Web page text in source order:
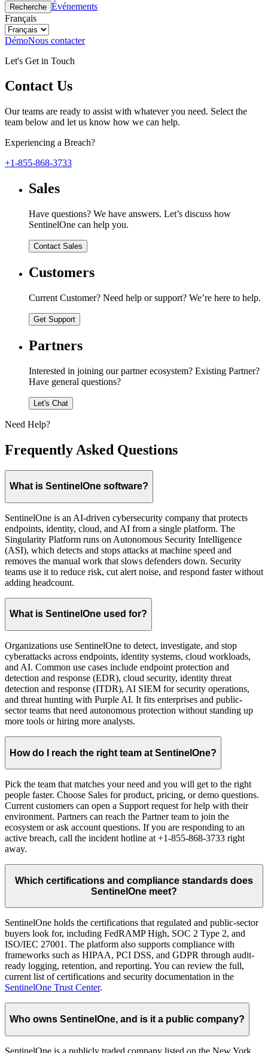
Recherche Événements
Français
DémoNous contacter
Let's Get in Touch
Contact Us
Our teams are ready to assist with whatever you need. Select the
team below and let us know how we can help.
Experiencing a Breach?
+1-855-868-3733
Sales
Have questions? We have answers. Let’s discuss how
SentinelOne can help you.
Contact Sales
Customers
Current Customer? Need help or support? We’re here to help.
Get Support
Partners
Interested in joining our partner ecosystem? Existing Partner?
Have general questions?
Let's Chat
Need Help?
Frequently Asked Questions
What is SentinelOne software?
SentinelOne is an AI-driven cybersecurity company that protects
endpoints, identity, cloud, and AI from a single platform. The
Singularity Platform runs on Autonomous Security Intelligence
(ASI), which detects and stops attacks at machine speed and
removes the manual work that slows defenders down. Security
teams use it to reduce risk, cut alert noise, and respond faster without
adding headcount.
What is SentinelOne used for?
Organizations use SentinelOne to detect, investigate, and stop
cyberattacks across endpoints, identity systems, cloud workloads,
and AI. Common use cases include endpoint protection and
detection and response (EDR), cloud security, identity threat
detection and response (ITDR), AI SIEM for security operations,
and threat hunting with Purple AI. It fits enterprises and public-
sector teams that need autonomous protection without standing up
more tools or hiring more analysts.
How do I reach the right team at SentinelOne?
Pick the team that matches your need and you will get to the right
people faster. Choose Sales for product, pricing, or demo questions.
Current customers can open a Support request for help with their
environment. Partners can reach the Partner team to join the
ecosystem or ask account questions. If you are responding to an
active breach, call the incident hotline at +1-855-868-3733 right
away.
Which certifications and compliance standards does
SentinelOne meet?
SentinelOne holds the certifications that regulated and public-sector
buyers look for, including FedRAMP High, SOC 2 Type 2, and
ISO/IEC 27001. The platform also supports compliance with
frameworks such as HIPAA, PCI DSS, and GDPR through audit-
ready logging, retention, and reporting. You can review the full,
current list of certifications and security documentation in the
SentinelOne Trust Center.
Who owns SentinelOne, and is it a public company?
SentinelOne is a publicly traded company listed on the New York